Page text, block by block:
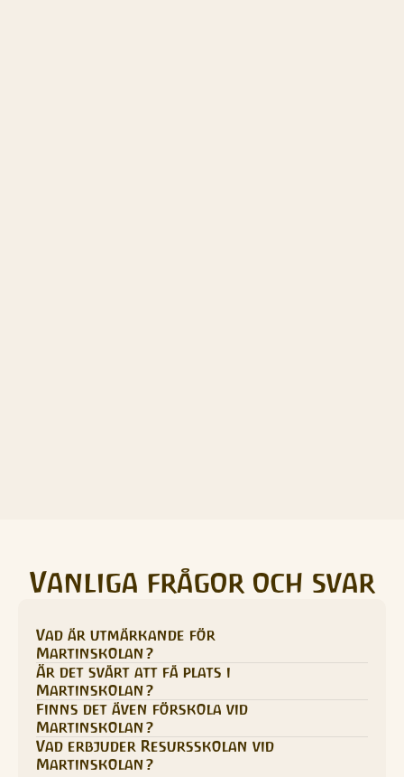
Vanliga frågor och svar
Vad är utmärkande för
Martinskolan?
Är det svårt att få plats i
Martinskolan?
Finns det även förskola vid
Martinskolan?
Vad erbjuder Resursskolan vid
Martinskolan?